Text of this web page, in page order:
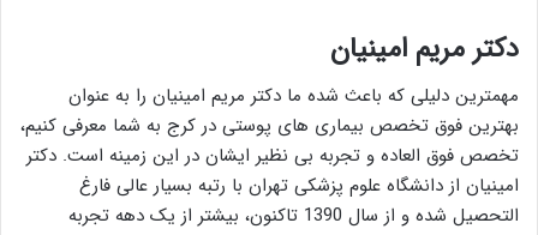
دکتر مریم امینیان
مهمترین دلیلی که باعث شده ما دکتر مریم امینیان را به عنوان
بهترین فوق تخصص بیماری های پوستی در کرج به شما معرفی کنیم،
تخصص فوق العاده و تجربه بی نظیر ایشان در این زمینه است. دکتر
امینیان از دانشگاه علوم پزشکی تهران با رتبه بسیار عالی فارغ
التحصیل شده و از سال 1390 تاکنون، بیشتر از یک دهه تجربه